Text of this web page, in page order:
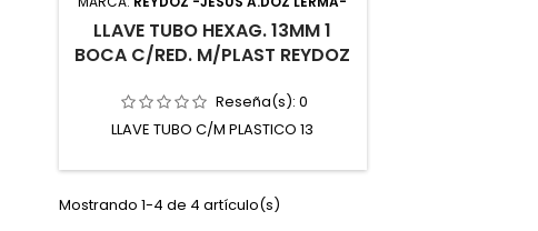
LLAVE TUBO HEXAG. 13MM 1
BOCA C/RED. M/PLAST REYDOZ
Reseña(s):0
LLAVE TUBO C/M PLASTICO 13
Mostrando 1-4 de 4 artículo(s)